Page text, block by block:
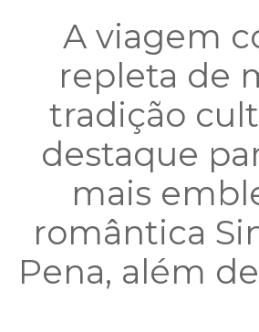
A viagem
repleta de
tradição
destaque
mais
romântica
Pena, além